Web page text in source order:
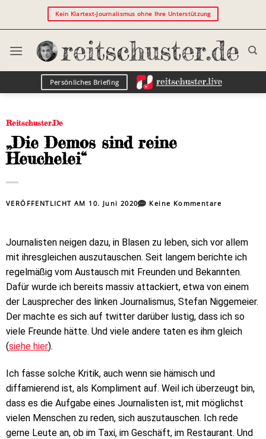
Kein Klartext-Journalismus ohne Ihre Unterstützung
Persönliches Briefing
Reitschuster.de
„Die Demos sind reine
Heuchelei“
VERÖFFENTLICHT AM 10. Juni 2020 Keine Kommentare
Journalisten neigen dazu, in Blasen zu leben, sich vor allem
mit ihresgleichen auszutauschen. Seit langem berichte ich
regelmäßig vom Austausch mit Freunden und Bekannten.
Dafür wurde ich bereits massiv attackiert, etwa von einem
der Lausprecher des linken Journalismus, Stefan Niggemeier.
Der machte es sich auf twitter darüber lustig, dass ich so
viele Freunde hätte. Und viele andere taten es ihm gleich
(siehe hier).
Ich fasse solche Kritik, auch wenn sie hämisch und
diffamierend ist, als Kompliment auf. Weil ich überzeugt bin,
dass es die Aufgabe eines Journalisten ist, mit möglichst
vielen Menschen zu reden, sich auszutauschen. Ich rede
gerne Leute an, ob im Taxi, im Geschäft, im Restaurant. Und